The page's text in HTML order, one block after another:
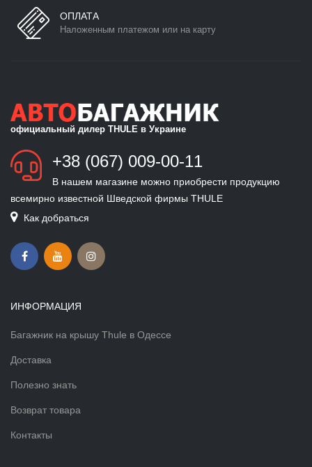
ОПЛАТА
Наложенным платежом или на карту
официальный дилер THULE в Украине
+38 (067) 009-00-11
В нашем магазине можно приобрести продукцию
всемирно известной Шведской фирмы THULE
Как добраться
ИНФОРМАЦИЯ
Багажник на крышу Thule в Одессе
Доставка
Полезно знать
Возврат товара
Контакты